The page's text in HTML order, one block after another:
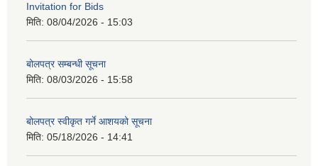
Invitation for Bids
मिति: 08/04/2026 - 15:03
बोलपत्र सम्बन्धी सूचना
मिति: 08/03/2026 - 15:58
बोलपत्र स्वीकृत गर्ने आशयको सूचना
मिति: 05/18/2026 - 14:41